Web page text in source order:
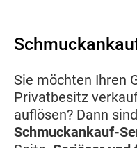
Sie möchten Ihren
Privatbesitz
auflösen? Dann
Schmuckankauf-